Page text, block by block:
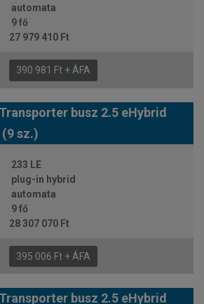
automata
9 fő
27 979 410 Ft
390 981 Ft + ÁFA
busz 2.5 eHybrid
sz.)
233 LE
plug-in hybrid
automata
9 fő
28 307 070 Ft
395 006 Ft + ÁFA
busz 2.5 eHybrid